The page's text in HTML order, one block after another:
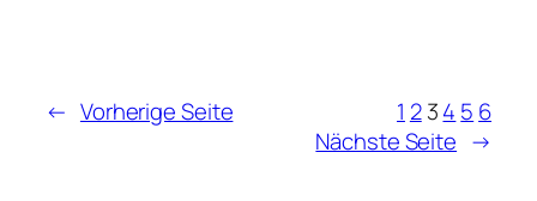
← Vorherige Seite 1 2 34 5 6
Nächste Seite →